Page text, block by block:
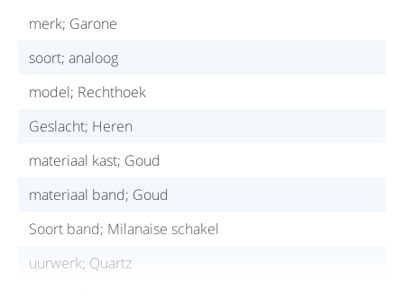
merk; Garone
soort; analoog
model; Rechthoek
Geslacht; Heren
materiaal kast; Goud
materiaal band; Goud
Soort band; Milanaise schakel
uurwerk; Quartz